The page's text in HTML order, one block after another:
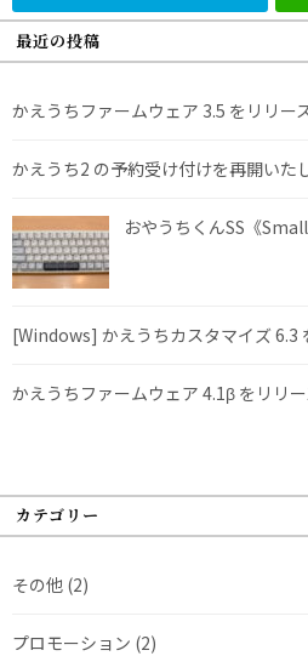
最近の投稿
かえうちファームウェア 3.5 をリリー
かえうち2 の予約受け付けを再開いた
おやうちくんSS《
[Windows] かえうちカスタマイズ 6.3
かえうちファームウェア 4.1β をリリ
カテゴリー
その他 (2)
プロモーション (2)